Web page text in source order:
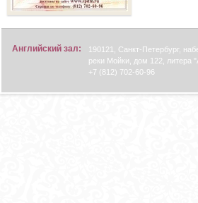
Английский зал:
190121, Санкт-Петербург,
реки Мойки, дом 122, литера
+7 (812) 702-60-96